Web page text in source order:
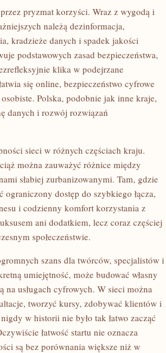
pryzmat korzyści. Wraz z wygodą i
należą dezinformacja,
kradzieże danych i spadek jakości
podstawowych zasad bezpieczeństwa,
klika w podejrzane
się online, bezpieczeństwo cyfrowe
Polska, podobnie jak inne kraje,
danych i rozwój rozwiązań
sieci w różnych częściach kraju.
można zauważyć różnice między
słabiej zurbanizowanymi. Tam, gdzie
dostęp do szybkiego łącza,
i codzienny komfort korzystania z
ani dodatkiem, lecz coraz częściej
społeczeństwie.
szans dla twórców, specjalistów i
umiejętność, może budować własny
na usługach cyfrowych. W sieci można
tworzyć kursy, zdobywać klientów i
w historii nie było tak łatwo zacząć
łatwość startu nie oznacza
są bez porównania większe niż w